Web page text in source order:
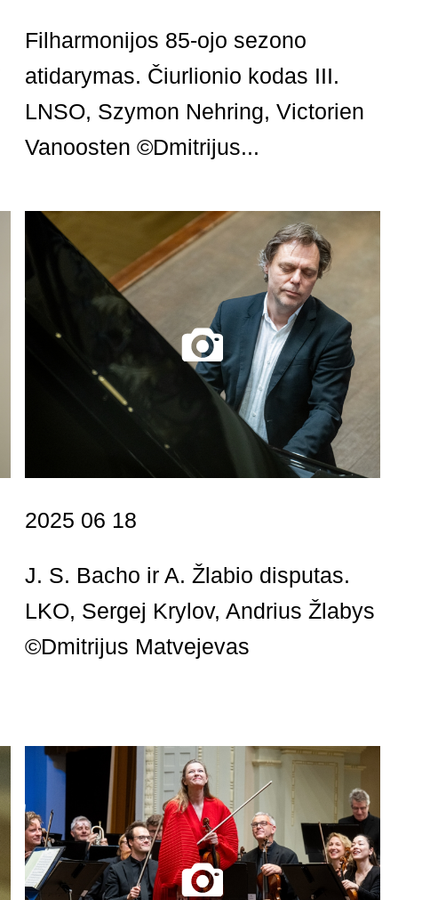
Filharmonijos 85-ojo sezono
atidarymas. Čiurlionio kodas III.
LNSO, Szymon Nehring, Victorien
Vanoosten ©Dmitrijus...
2025 06 18
J. S. Bacho ir A. Žlabio disputas.
LKO, Sergej Krylov, Andrius Žlabys
©Dmitrijus Matvejevas